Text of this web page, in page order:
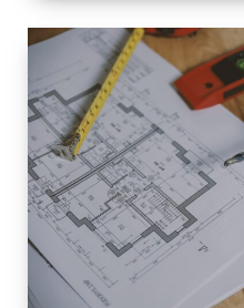
ESPACE
RÉNOVATION
INTÉRIEURE
EXTÉRIEURE